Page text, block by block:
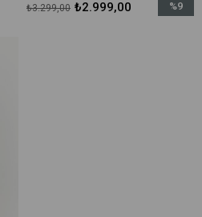
₺2.999,00
₺3.299,00
%9